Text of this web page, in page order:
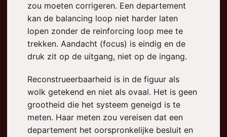
zou moeten corrigeren. Een departement
kan de balancing loop niet harder laten
lopen zonder de reinforcing loop mee te
trekken. Aandacht (focus) is eindig en de
druk zit op de uitgang, niet op de ingang.
Reconstrueerbaarheid is in de figuur als
wolk getekend en niet als ovaal. Het is geen
grootheid die het systeem geneigd is te
meten. Haar meten zou vereisen dat een
departement het oorspronkelijke besluit en